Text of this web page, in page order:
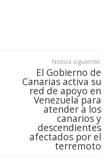
Noticia siguiente:
El Gobierno de
Canarias activa su
red de apoyo en
Venezuela para
atender a los
canarios y
descendientes
afectados por el
terremoto